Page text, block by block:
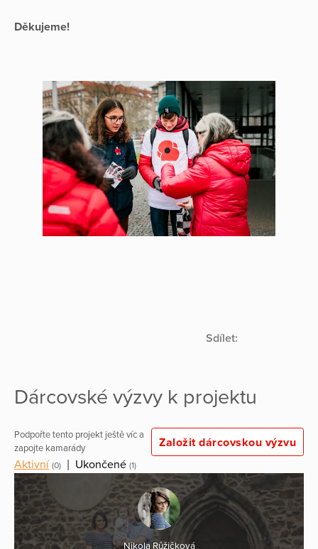
Děkujeme!
Sdílet:
Dárcovské výzvy k projektu
Podpořte tento projekt ještě víc a
zapojte kamarády
Založit dárcovskou výzvu
Aktivní (0) Ukončené (1)
Nikola Růžičková